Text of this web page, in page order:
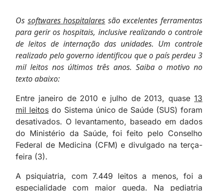
Os softwares hospitalares são excelentes ferramentas
para gerir os hospitais, inclusive realizando o controle
de leitos de internação das unidades. Um controle
realizado pelo governo identificou que o país perdeu 3
mil leitos nos últimos três anos. Saiba o motivo no
texto abaixo:
Entre janeiro de 2010 e julho de 2013, quase 13
mil leitosdo Sistema único de Saúde (SUS) foram
desativados. O levantamento, baseado em dados
do Ministério da Saúde, foi feito pelo Conselho
Federal de Medicina (CFM) e divulgado na terça-
feira (3).
A psiquiatria, com 7.449 leitos a menos, foi a
especialidade com maior queda. Na pediatria